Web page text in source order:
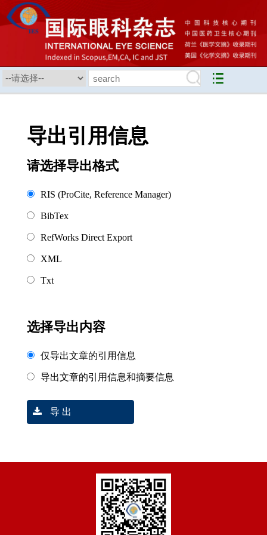
导出引用信息
请选择导出格式
RIS (ProCite, Reference Manager)
BibTex
RefWorks Direct Export
XML
Txt
选择导出内容
仅导出文章的引用信息
导出文章的引用信息和摘要信息
导 出